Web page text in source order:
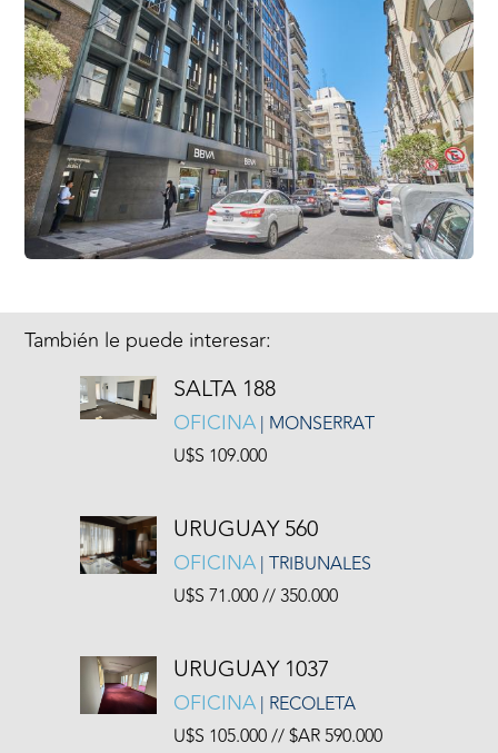
También le puede interesar:
SALTA 188
OFICINA | MONSERRAT
U$S 109.000
URUGUAY 560
OFICINA | TRIBUNALES
U$S 71.000 // 350.000
URUGUAY 1037
OFICINA | RECOLETA
U$S 105.000 // $AR 590.000